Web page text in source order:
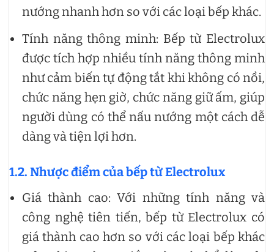
nướng nhanh hơn so với các loại bếp khác.
Tính năng thông minh: Bếp từ Electrolux
được tích hợp nhiều tính năng thông minh
như cảm biến tự động tắt khi không có nồi,
chức năng hẹn giờ, chức năng giữ ấm, giúp
người dùng có thể nấu nướng một cách dễ
dàng và tiện lợi hơn.
1.2. Nhược điểm của bếp từ Electrolux
Giá thành cao: Với những tính năng và
công nghệ tiên tiến, bếp từ Electrolux có
giá thành cao hơn so với các loại bếp khác